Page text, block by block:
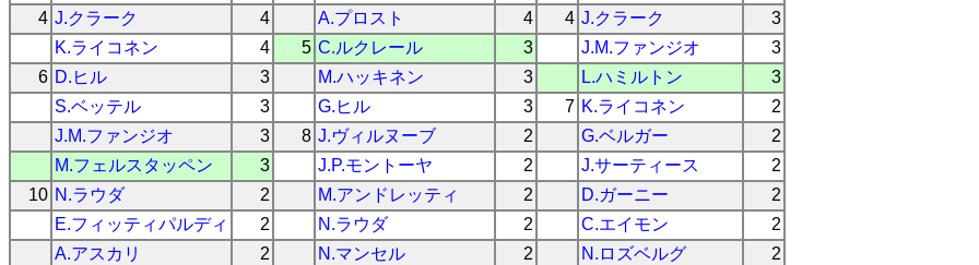
4 J.クラーク 4 A.プロスト 4 4 J.クラーク
3
K.ライコネン
4 5 C.ルクレール 3 J.M.ファンジオ
3
6 D.ヒル 3 M.ハッキネン 3 L.ハミルトン
3
S.ベッテル
3 G.ヒル 3 7 K.ライコネン
2
J.M.ファンジオ
3 8 J.ヴィルヌーブ 2 G.ベルガー
2
M.フェルスタッペン
3 J.P.モントーヤ 2 J.サーティース
2
10 N.ラウダ 2 M.アンドレッティ 2 D.ガーニー
2
E.フィッティパルディ
2 N.ラウダ 2 C.エイモン
2
A.アスカリ
2 N.マンセル 2 N.ロズベルグ
2